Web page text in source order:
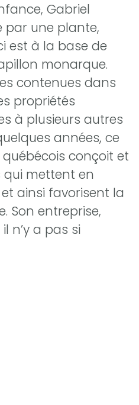
Gabriel
par une plante,
est à la base de
monarque.
contenues dans
propriétés
à plusieurs autres
années, ce
conçoit et
qui mettent en
ainsi favorisent la
Son entreprise,
n’y a pas si